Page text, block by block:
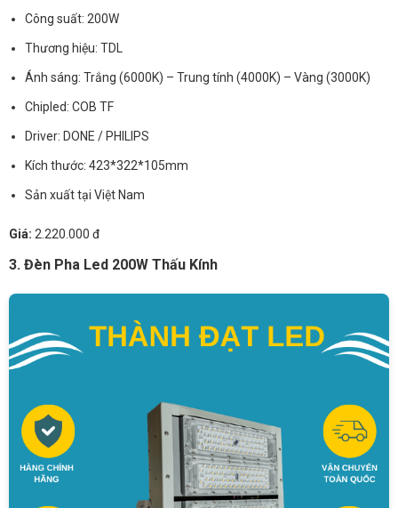
Công suất: 200W
Thương hiệu: TDL
Ánh sáng: Trắng (6000K) – Trung tính (4000K) – Vàng (3000K)
Chipled: COB TF
Driver: DONE / PHILIPS
Kích thước: 423*322*105mm
Sản xuất tại Việt Nam
Giá: 2.220.000 đ
3. Đèn Pha Led 200W Thấu Kính